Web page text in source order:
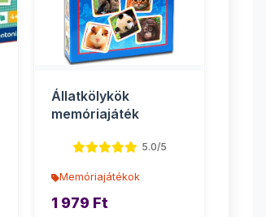
Állatkölykök
memóriajáték
5.0/5
Memóriajátékok
1 979 Ft